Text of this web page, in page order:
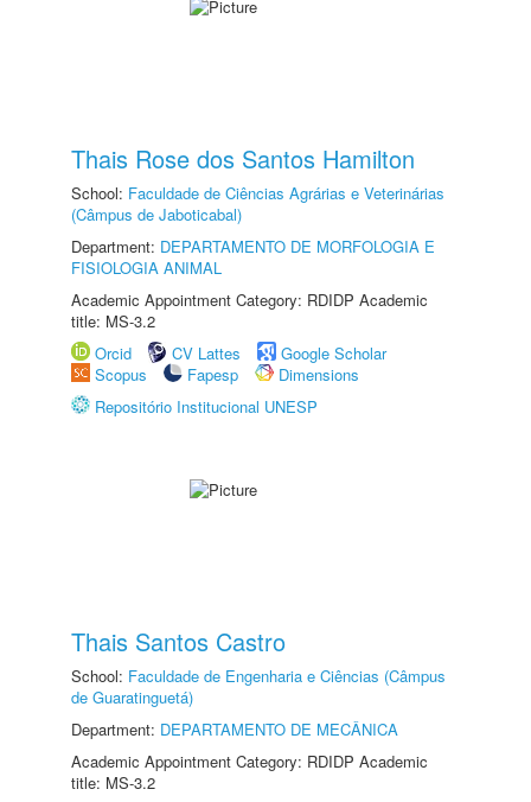
Thais Rose dos Santos Hamilton
School: Faculdade de Ciências Agrárias e Veterinárias
(Câmpus de Jaboticabal)
Department: DEPARTAMENTO DE MORFOLOGIA E
FISIOLOGIA ANIMAL
Academic Appointment Category: RDIDP Academic
title: MS-3.2
Orcid
CV Lattes
Google Scholar
Scopus
Fapesp
Dimensions
Repositório Institucional UNESP
Thais Santos Castro
School: Faculdade de Engenharia e Ciências (Câmpus
de Guaratinguetá)
Department: DEPARTAMENTO DE MECÂNICA
Academic Appointment Category: RDIDP Academic
title: MS-3.2